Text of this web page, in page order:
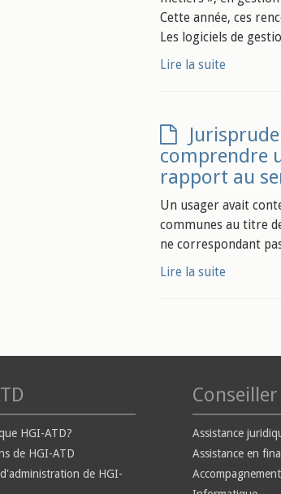
Cette année, ces
Les logiciels de
Lire la suite
comprendre
rapport au
Un usager avait
communes au titre
ne correspondant
Lire la suite
HGI-ATD?
de HGI-ATD
de HGI-
Assistance
Assistance en